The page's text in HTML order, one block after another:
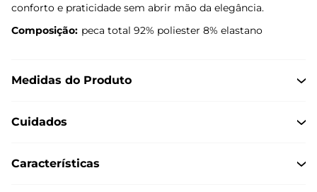
conforto e praticidade sem abrir mão da elegância.
Composição: peca total 92% poliester 8% elastano
Medidas do Produto
Cuidados
Características